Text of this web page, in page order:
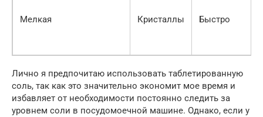
Мелкая Кристаллы Быстро
Лично я предпочитаю использовать таблетированную
соль, так как это значительно экономит мое время и
избавляет от необходимости постоянно следить за
уровнем соли в посудомоечной машине. Однако, если у